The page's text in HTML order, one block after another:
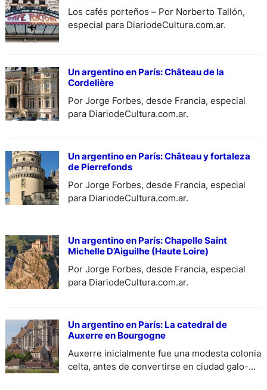
Los cafés porteños – Por Norberto Tallón,
especial para DiariodeCultura.com.ar.
Un argentino en París: Château de la
Cordelière
Por Jorge Forbes, desde Francia, especial
para DiariodeCultura.com.ar.
Un argentino en París: Château y fortaleza
de Pierrefonds
Por Jorge Forbes, desde Francia, especial
para DiariodeCultura.com.ar.
Un argentino en París: Chapelle Saint
Michelle D’Aiguilhe (Haute Loire)
Por Jorge Forbes, desde Francia, especial
para DiariodeCultura.com.ar.
Un argentino en París: La catedral de
Auxerre en Bourgogne
Auxerre inicialmente fue una modesta colonia
celta, antes de convertirse en ciudad galo-